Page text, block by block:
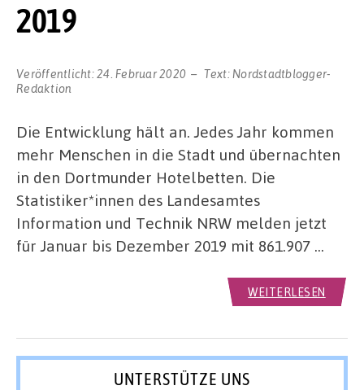
2019
Veröffentlicht:24. Februar 2020 Text: Nordstadtblogger-
Redaktion
Die Entwicklung hält an. Jedes Jahr kommen
mehr Menschen in die Stadt und übernachten
in den Dortmunder Hotelbetten. Die
Statistiker*innen des Landesamtes
Information und Technik NRW melden jetzt
für Januar bis Dezember 2019 mit 861.907 …
WEITERLESEN
UNTERSTÜTZE UNS